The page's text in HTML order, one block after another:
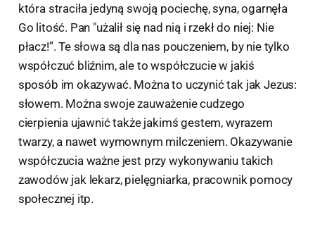
która straciła jedyną swoją pociechę, syna, ogarnęła
Go litość. Pan "użalił się nad nią i rzekł do niej: Nie
płacz!”. Te słowa są dla nas pouczeniem, by nie tylko
współczuć bliźnim, ale to współczucie w jakiś
sposób im okazywać. Można to uczynić tak jak Jezus:
słowem. Można swoje zauważenie cudzego
cierpienia ujawnić także jakimś gestem, wyrazem
twarzy, a nawet wymownym milczeniem. Okazywanie
współczucia ważne jest przy wykonywaniu takich
zawodów jak lekarz, pielęgniarka, pracownik pomocy
społecznej itp.